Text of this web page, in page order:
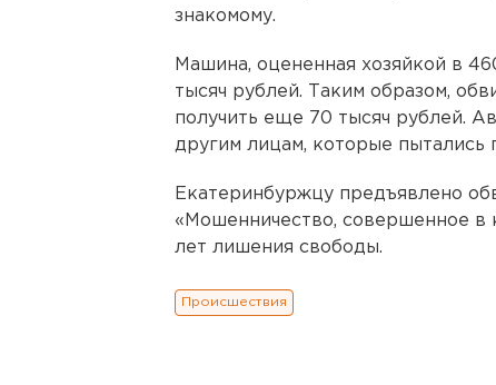
знакомому.
Машина, оцененная хозяйкой в
тысяч рублей. Таким образом,
получить еще 70 тысяч рублей.
другим лицам, которые пытались
Екатеринбуржцу предъявлено
«Мошенничество, совершенное в
лет лишения свободы.
Происшествия